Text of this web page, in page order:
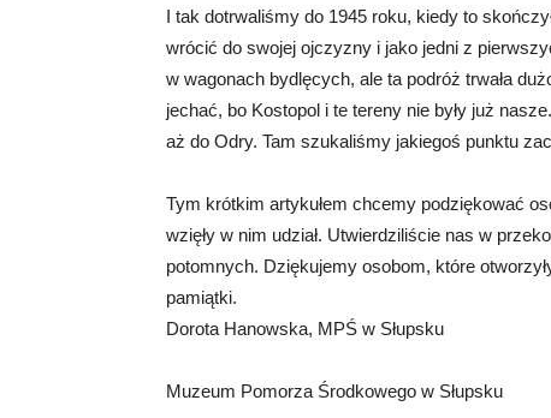
I tak dotrwaliśmy do 1945 roku, kiedy to
wrócić do swojej ojczyzny i jako jedni z
w wagonach bydlęcych, ale ta podróż trwała
jechać, bo Kostopol i te tereny nie były już
aż do Odry. Tam szukaliśmy jakiegoś punktu
Tym krótkim artykułem chcemy podziękować
wzięły w nim udział. Utwierdziliście nas w
potomnych. Dziękujemy osobom, które
pamiątki.
Dorota Hanowska, MPŚ w Słupsku
Muzeum Pomorza Środkowego w Słupsku